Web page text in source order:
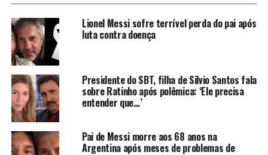
Desabafo de Jenny Miranda
Nas redes sociais, a mãe de Bia Miranda disse que a filha
tem medo de agulha, destacando ainda não saber se a
dançarina terá parto normal ou cesárea.
Bia detona a mãe por desabafo
na web
Após a repercussão das falas de Jenny, Bia Miranda se
Lionel Messi sofre terrível perda do pai após
luta contra doença
Presidente do SBT, filha de Silvio Santos fala
sobre Ratinho após polêmica: ‘Ele precisa
entender que…’
Pai de Messi morre aos 68 anos na
Argentina após meses de problemas de